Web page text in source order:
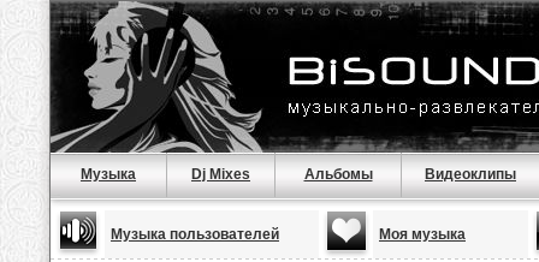
Музыка Dj Mixes Альбомы Видеоклипы
Музыка пользователей Моя музыка